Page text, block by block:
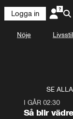
Logga in
Nöje Livsstil
SE ALLA
I GÅR 02:30
Så blir